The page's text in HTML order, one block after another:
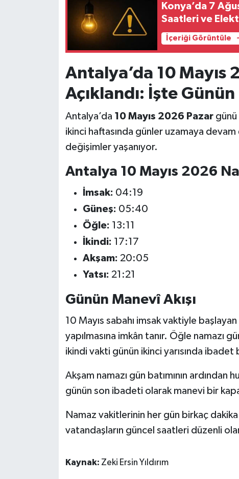
Konya’da 7
Saatleri ve
İçeriği Görüntüle
Antalya’da 10
Açıklandı: İşte
Antalya’da 10 Mayıs 2026 Pazargünü
ikinci haftasında günler uzamaya
değişimler yaşanıyor.
Antalya 10 Mayıs 2026
İmsak: 04:19
Güneş: 05:40
Öğle: 13:11
İkindi: 17:17
Akşam: 20:05
Yatsı: 21:21
Günün Manevî Akışı
10 Mayıs sabahı imsak vaktiyle
yapılmasına imkân tanır. Öğle namazı
ikindi vakti günün ikinci yarısında ibadet
Akşam namazı gün batımının ardından
günün son ibadeti olarak manevi bir
Namaz vakitlerinin her gün birkaç
vatandaşların güncel saatleri düzenli
Kaynak: Zeki Ersin Yıldırım